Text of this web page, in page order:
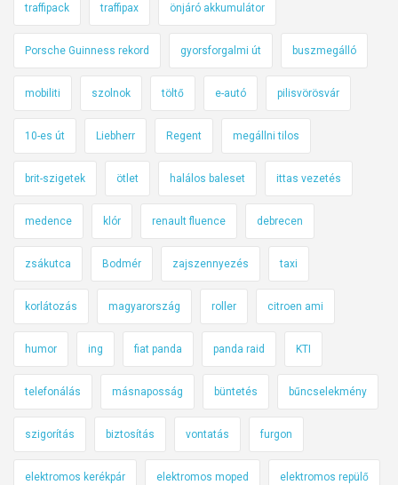
traffipack traffipax önjáró akkumulátor
Porsche Guinness rekord gyorsforgalmi út buszmegálló
mobiliti szolnok töltő e-autó pilisvörösvár
10-es út Liebherr Regent megállni tilos
brit-szigetek ötlet halálos baleset ittas vezetés
medence klór renault fluence debrecen
zsákutca Bodmér zajszennyezés taxi
korlátozás magyarország roller citroen ami
humor ing fiat panda panda raid KTI
telefonálás másnaposság büntetés bűncselekmény
szigorítás biztosítás vontatás furgon
elektromos kerékpár elektromos moped elektromos repülő